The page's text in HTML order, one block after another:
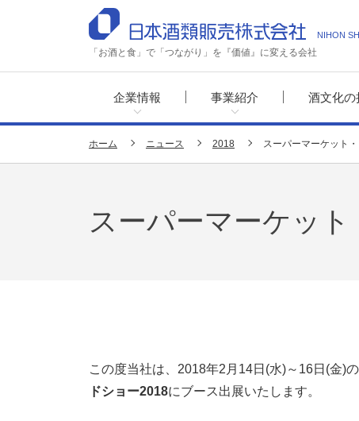
NIHON
「お酒と食」で「つながり」を『価値』に変える会社
企業情報 事業紹介 酒文化の
ホーム ニュース 2018 スーパーマーケット
スーパーマーケッ
この度当社は、2018年2月14日(水)～16日(金)
ドショー2018にブース出展いたします。